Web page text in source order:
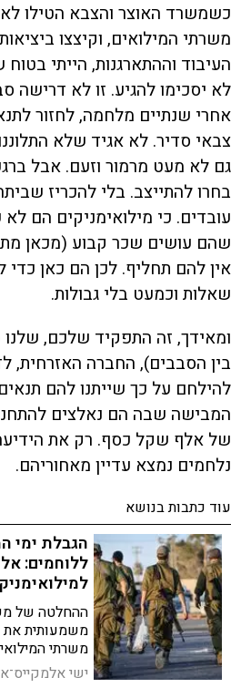
כשמשרד האוצר והצבא הטילו לא
משרתי המילואים, וקיצצו
העיבוד וההתארגנות, הייתי
לא יסכימו להגיע. זו לא דרישה
אחרי שנתיים מלחמה, לחזור
צבאי סדיר. לא אגיד שלא
גם לא מעט מרמור וזעם. אבל
בחרו להתייצב. בלי להכריז
עובדים. כי מילואימניקים הם
שהם עושים שכר קבוע (מכאן
אין להם תחליף. לכן הם כאן
שאלות וכמעט בלי גבולות.
ומאידך, זה התפקיד שלכם,
בין הסבבים), החברה האזרחית,
להילחם על כך שייתנו להם
המבישה שבה הם נאלצים
של אלף שקל כסף. רק את
נלחמים נמצא עדיין מאחוריהם.
עוד כתבות בנושא
הגבלת ימי
ללוחמים:
ההחלטה של
משמעותית את
משרתי
להחלטות
למערך הלוחם
ישי